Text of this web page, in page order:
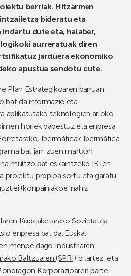
berriak. Hitzarmen
bideratu eta
dute eta, halaber,
aurreratuak diren
jarduera ekonomiko
apustua sendotu dute.
Plan Estrategikoaren barruan
bat da informazio eta
aplikatutako teknologien arloko
horiek babestuz eta enpresa
Ibermáticak Ibermática
bat jarri zuen martxan
multzo bat eskaintzeko IKTen
proiektu propioa sortu eta garatu
(konpainiakoei nahiz
Kudeaketarako Sozietatea
enpresa bat da. Euskal
menpe dago Industriaren
Baltzuaren (SPRI) bitartez, eta
Korporazioaren parte-